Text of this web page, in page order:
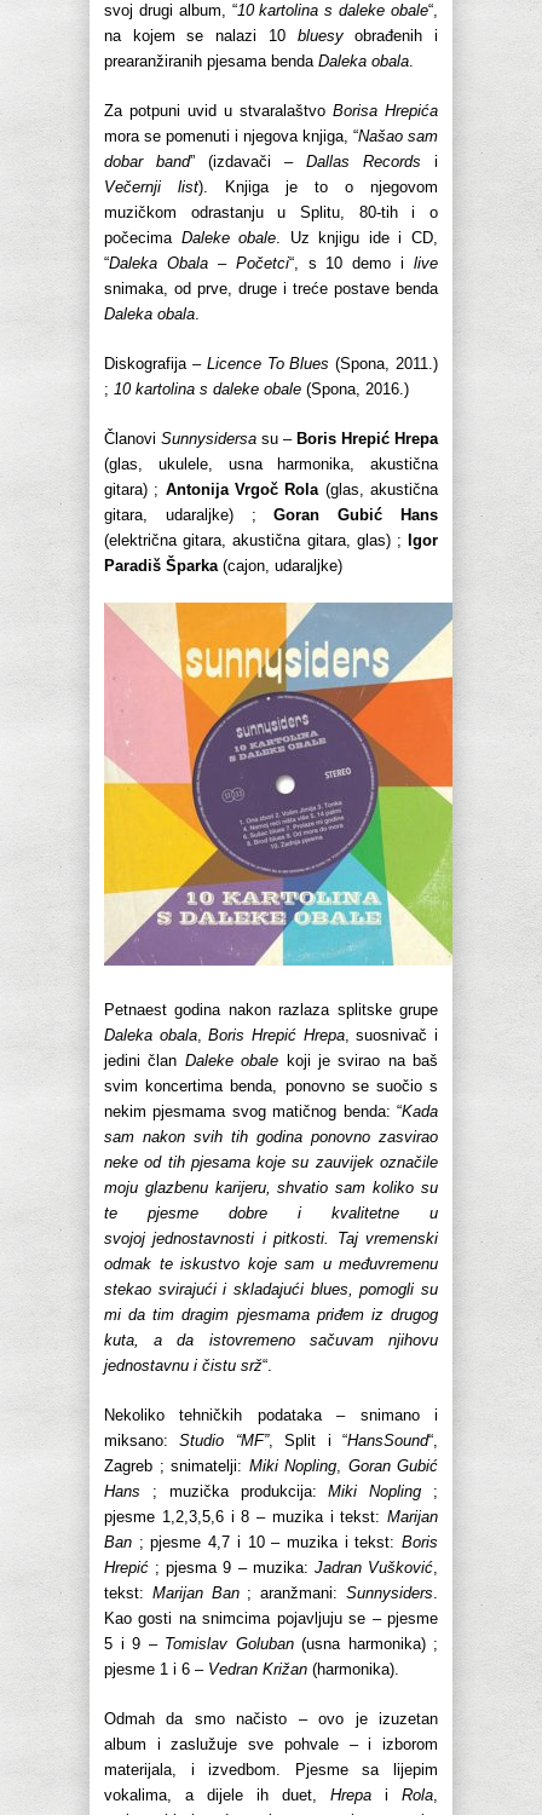
svoj drugi album, “10 kartolina s daleke obale“,
na kojem se nalazi 10 bluesyobrađenih i
prearanžiranih pjesama benda Daleka obala.
Za potpuni uvid u stvaralaštvo Borisa Hrepića
mora se pomenuti i njegova knjiga, “Našao sam
dobar band” (izdavači – Dallas Records i
Večernji list). Knjiga je to o njegovom
muzičkom odrastanju u Splitu, 80-tih i o
počecima Daleke obale. Uz knjigu ide i CD,
“Daleka Obala – Početci“, s 10 demo i live
snimaka, od prve, druge i treće postave benda
Daleka obala.
Diskografija – Licence To Blues (Spona, 2011.)
; 10 kartolina s daleke obale (Spona, 2016.)
Članovi Sunnysidersa su – Boris Hrepić Hrepa
(glas, ukulele, usna harmonika, akustična
gitara) ; Antonija Vrgoč Rola(glas, akustična
gitara, udaraljke) ;Goran Gubić Hans
(električna gitara, akustična gitara, glas) ;
Igor
Paradiš Šparka(cajon, udaraljke)
Petnaest godina nakon razlaza splitske grupe
Daleka obala,Boris Hrepić Hrepa, suosnivač i
jedini član Daleke obale koji je svirao na baš
svim koncertima benda, ponovno se suočio s
nekim pjesmama svog matičnog benda: “Kada
sam nakon svih tih godina ponovno zasvirao
neke od tih pjesama koje su zauvijek označile
moju glazbenu karijeru, shvatio sam koliko su
te pjesme dobre i kvalitetne u
svojoj jednostavnosti i pitkosti. Taj vremenski
odmak te iskustvo koje sam u međuvremenu
stekao svirajući i skladajući blues, pomogli su
mi da tim dragim pjesmama priđem iz drugog
kuta, a da istovremeno sačuvam njihovu
jednostavnu i čistu srž“.
Nekoliko tehničkih podataka – snimano i
miksano:Studio “MF”, Split i “HansSound“,
Zagreb ; snimatelji: Miki Nopling, Goran Gubić
Hans ; muzička produkcija:Miki Nopling ;
pjesme 1,2,3,5,6 i 8 – muzika i tekst: Marijan
Ban ; pjesme 4,7 i 10 – muzika i tekst: Boris
Hrepić ; pjesma 9 – muzika: Jadran Vušković,
tekst: Marijan Ban; aranžmani:Sunnysiders.
Kao gosti na snimcima pojavljuju se – pjesme
5 i 9 – Tomislav Goluban(usna harmonika) ;
pjesme 1 i 6 – Vedran Križan (harmonika).
Odmah da smo načisto – ovo je izuzetan
album i zaslužuje sve pohvale – i izborom
materijala, i izvedbom. Pjesme sa lijepim
vokalima, a dijele ih duet, Hrepa i Rola,